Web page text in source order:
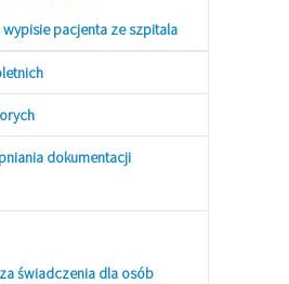
pacjenta ze szpitala
dokumentacji
świadczenia dla osób